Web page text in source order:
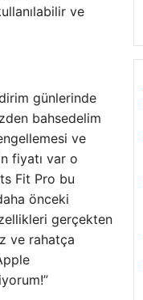
ve
günlerinde
bahsedelim
ve
fiyatı var o
Fit Pro bu
önceki
gerçekten
ve rahatça